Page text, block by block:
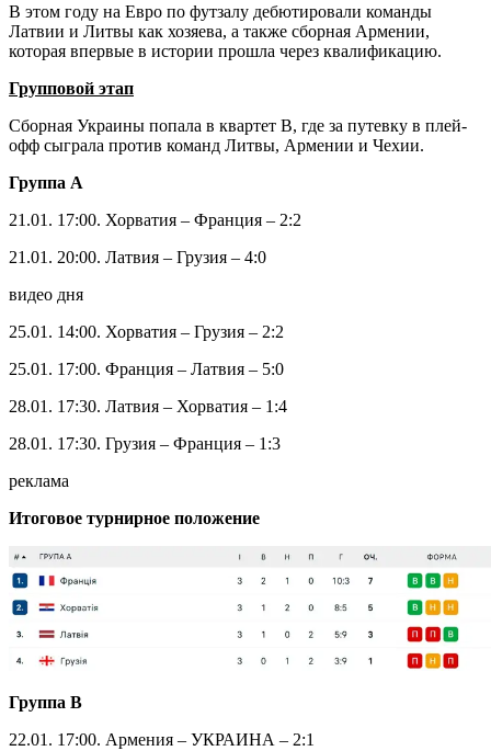
реклама
На групповой стадии они были разбиты на 4 квартета. В 1/4
финишировали вторыми в группах.
Европы. Она в финале турнира в 2022 году выиграла у
заняла 4-е место – в матче за бронзу уступила 1:4 команде
Латвии и Литвы как хозяева, а также сборная Армении,
офф сыграла против команд Литвы, Армении и Чехии.
Группа A
21.01. 17:00. Хорватия – Франция – 2:2
21.01. 20:00. Латвия – Грузия – 4:0
видео дня
Play